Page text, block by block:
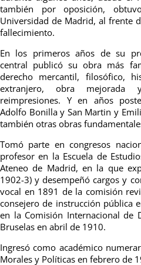
también por oposición,
Universidad de Madrid, al frente
fallecimiento.
En los primeros años de su
central publicó su obra más
derecho mercantil, filosófico,
extranjero, obra mejorada
reimpresiones. Y en años
Adolfo Bonilla y San Martin y
también otras obras
Tomó parte en congresos
profesor en la Escuela de
Ateneo de Madrid, en la que
1902-3) y desempeñó cargos y
vocal en 1891 de la comisión
consejero de instrucción pública
en la Comisión Internacional de
Bruselas en abril de 1910.
Ingresó como académico
Morales y Políticas en febrero de